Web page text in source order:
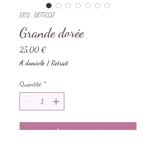
SKU : BOTR137
Grande dorée
25,00 €
A domicile / Retrait
Quantité *
Ajouter au panier